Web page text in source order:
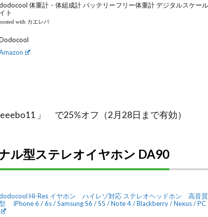
体重計・体組成計 バッテリーフリー体重計 デジタルスケー
イト
with カエレバ
」 で25%オフ（2月28日まで有効）
ル型ステレオイヤホン DA90
Hi-Res イヤホン ハイレゾ対応 ステレオヘッドホン 高
iPhone 6 / 6s / Samsung S6 / S5 / Note 4 / Blackberry / Nexus /